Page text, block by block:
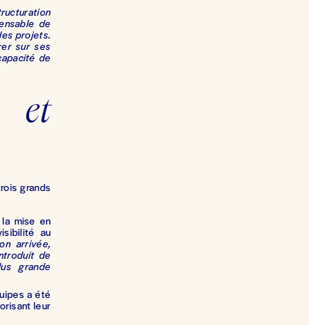
de
projets.
sur ses
de
et
grands
mise en
au
arrivée,
de
grande
a été
leur